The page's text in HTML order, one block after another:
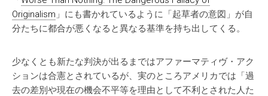
Originalism 」にも書かれているように「起草者の意図」が自
分たちに都合が悪くなると異なる基準を持ち出してくる。
少なくとも新たな判決が出るまではアファーマティヴ・アク
ションは合憲とされているが、実のところアメリカでは「過
去の差別や現在の機会不平等を理由として不利とされた人た